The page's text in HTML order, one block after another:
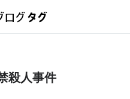
殺人事件